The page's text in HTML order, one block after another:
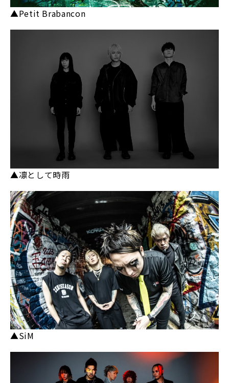
▲Petit Brabancon
▲凛として時雨
▲SiM